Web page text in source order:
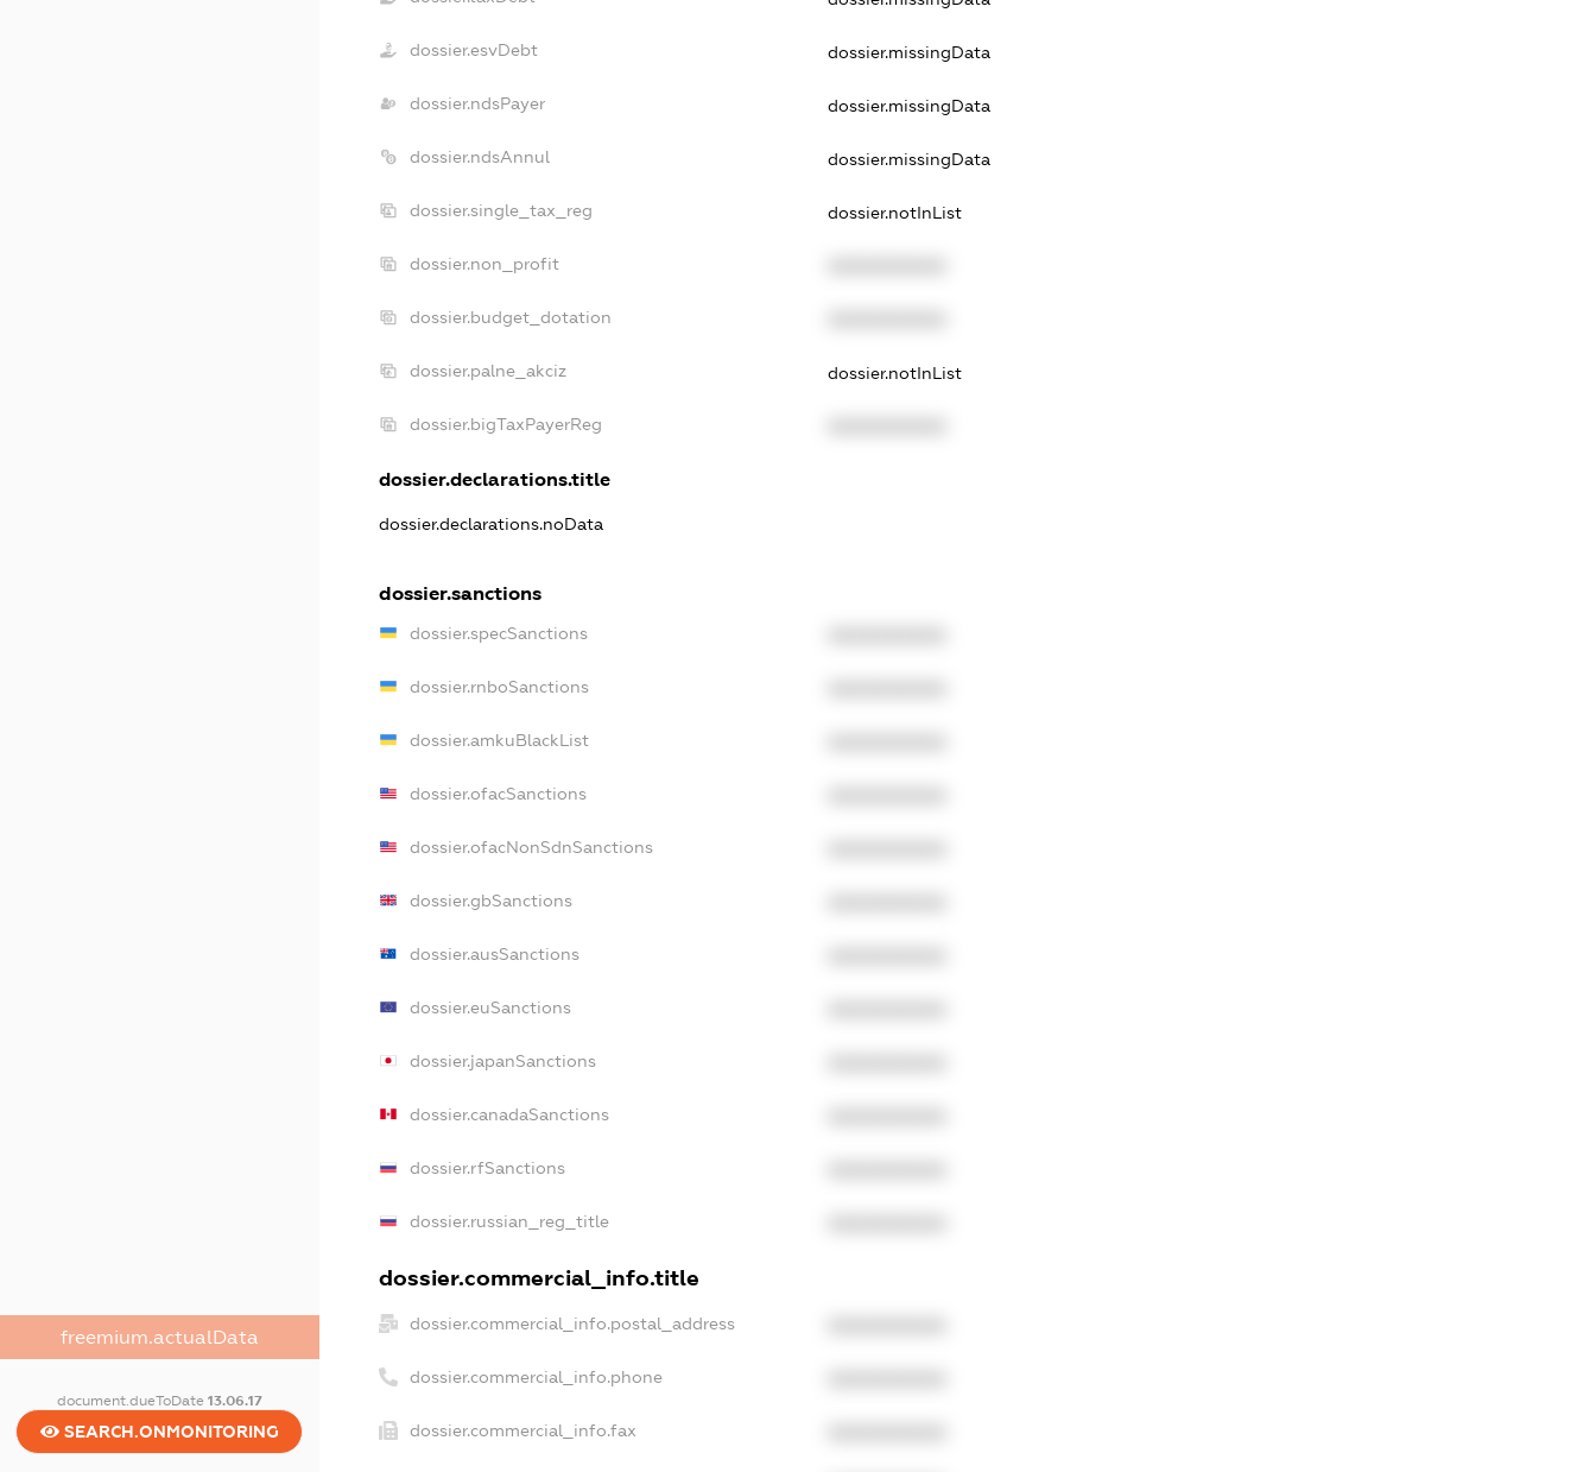
freemium.actualData
document.dueToDate 13.06.17
SEARCH.ONMONITORING
dossier.esvDebt dossier.missingData
dossier.ndsPayer dossier.missingData
dossier.ndsAnnul dossier.missingData
dossier.single_tax_reg dossier.notInList
dossier.non_profit
dossier.budget_dotation
dossier.palne_akciz dossier.notInList
dossier.bigTaxPayerReg
dossier.declarations.title
dossier.declarations.noData
dossier.sanctions
dossier.specSanctions
dossier.rnboSanctions
dossier.amkuBlackList
dossier.ofacSanctions
dossier.ofacNonSdnSanctions
dossier.gbSanctions
dossier.ausSanctions
dossier.euSanctions
dossier.japanSanctions
dossier.canadaSanctions
dossier.rfSanctions
dossier.russian_reg_title
dossier.commercial_info.title
dossier.commercial_info.postal_address
dossier.commercial_info.phone
dossier.commercial_info.fax